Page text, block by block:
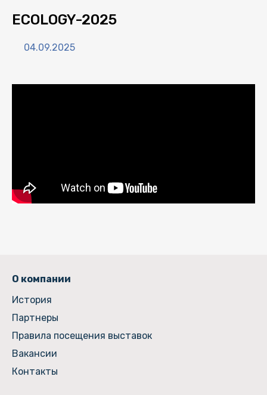
ECOLOGY-2025
04.09.2025
О компании
История
Партнеры
Правила посещения выставок
Вакансии
Контакты